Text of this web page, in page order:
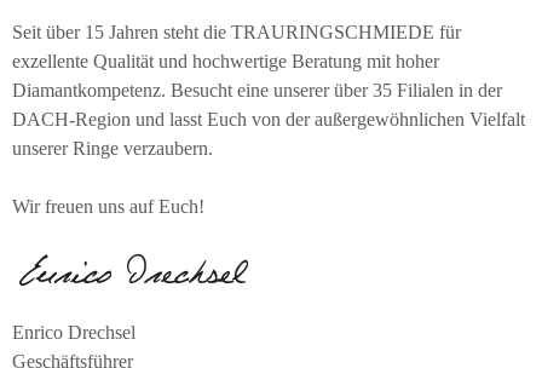
Seit über 15 Jahren steht die TRAURINGSCHMIEDE für
exzellente Qualität und hochwertige Beratung mit hoher
Diamantkompetenz. Besucht eine unserer über 35 Filialen in der
DACH-Region und lasst Euch von der außergewöhnlichen Vielfalt
unserer Ringe verzaubern.
Wir freuen uns auf Euch!
Enrico Drechsel
Geschäftsführer